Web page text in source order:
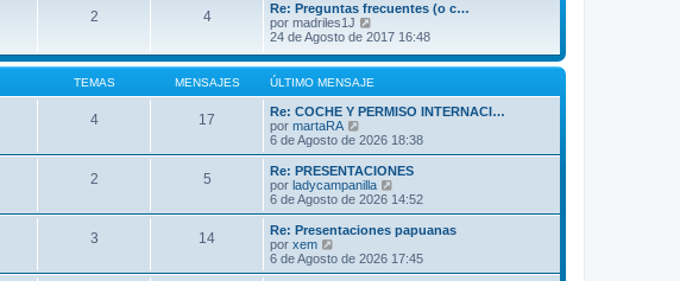
2 4
Re: Preguntas frecuentes (o c…
por madriles1J
e
ú
l
i
m
o
m
e
n
s
a
j
e
24 de Agosto de 2017 16:48
TEMAS MENSAJES ÚLTIMO MENSAJE
4 17
Re: COCHE Y PERMISO INTERNACI…
por martaRA
e
r
ú
l
t
o
m
e
6 de Agosto de 2026 18:38
2 5
Re: PRESENTACIONES
por ladycampanilla
e
r
ú
l
t
6 de Agosto de 2026 14:52
3 14
Re: Presentaciones papuanas
por xem
e
r
6 de Agosto de 2026 17:45